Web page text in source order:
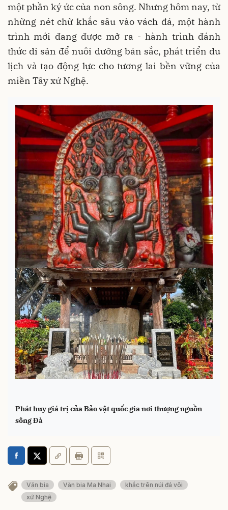
một phần ký ức của non sông. Nhưng hôm nay, từ
những nét chữ khắc sâu vào vách đá, một hành
trình mới đang được mở ra - hành trình đánh
thức di sản để nuôi dưỡng bản sắc, phát triển du
lịch và tạo động lực cho tương lai bền vững của
miền Tây xứ Nghệ.
Hai Bảo vật quốc gia ở Khánh Hòa được số hóa
Phát huy giá trị của Bảo vật quốc gia nơi thượng nguồn
sông Đà
Văn bia Văn bia Ma Nhai
khắc trên núi đá vôi
xứ Nghệ